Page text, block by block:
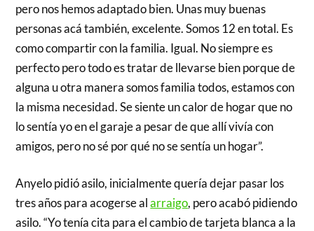
pero nos hemos adaptado bien. Unas muy buenas
personas acá también, excelente. Somos 12 en total. Es
como compartir con la familia. Igual. No siempre es
perfecto pero todo es tratar de llevarse bien porque de
alguna u otra manera somos familia todos, estamos con
la misma necesidad. Se siente un calor de hogar que no
lo sentía yo en el garaje a pesar de que allí vivía con
amigos, pero no sé por qué no se sentía un hogar”.
Anyelo pidió asilo, inicialmente quería dejar pasar los
tres años para acogerse alarraigo, pero acabó pidiendo
asilo. “Yo tenía cita para el cambio de tarjeta blanca a la